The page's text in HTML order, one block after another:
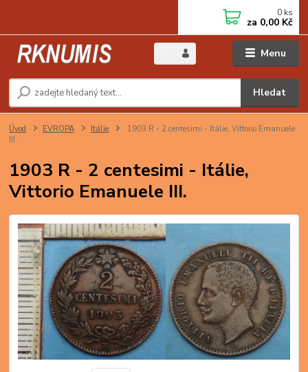
Menu
Hledat
0 ks
za 0,00 Kč
Úvod EVROPA Itálie
1903 R - 2 centesimi - Itálie, Vittorio Emanuele
III.
1903 R - 2 centesimi - Itálie,
Vittorio Emanuele III.